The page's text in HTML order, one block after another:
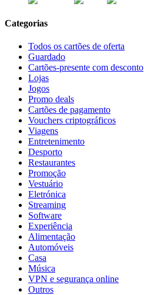
Categorias
Todos os cartões de oferta
Guardado
Cartões-presente com desconto
Lojas
Jogos
Promo deals
Cartões de pagamento
Vouchers criptográficos
Viagens
Entretenimento
Desporto
Restaurantes
Promoção
Vestuário
Eletrónica
Streaming
Software
Experiência
Alimentação
Automóveis
Casa
Música
VPN e segurança online
Outros